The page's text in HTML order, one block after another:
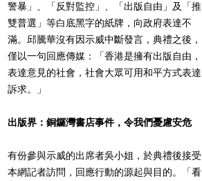
警暴」、「反對監控」、「出版自由」及「推
雙普選」等白底黑字的紙牌，向政府表達不
滿。邱騰華沒有因示威中斷發言，典禮之後，
僅以一句回應傳媒：「香港是擁有出版自由，
表達意見的社會，社會大眾可用和平方式表達
訴求。」
出版界：銅鑼灣書店事件，令我們憂慮安危
有份參與示威的出席者吳小姐，於典禮後接受
本網記者訪問，回應行動的源起與目的。「看